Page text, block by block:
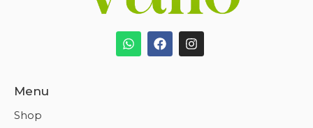
Menu
Shop